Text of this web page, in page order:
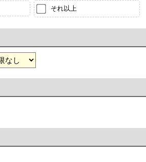
それ以上